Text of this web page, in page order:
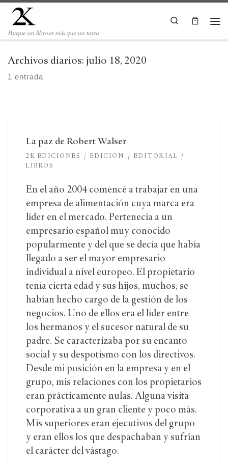
Saltar al contenido
Porque un libro es más que un texto
Search
Archivos diarios: julio 18, 2020
1 entrada
La paz de Robert Walser
2K EDICIONES EDICIÓN
EDITORIAL
LIBROS
En el año 2004 comencé a trabajar en una
empresa de alimentación cuya marca era
líder en el mercado. Pertenecía a un
empresario español muy conocido
popularmente y del que se decía que había
llegado a ser el mayor empresario
individual a nivel europeo. El propietario
tenía cierta edad y sus hijos, muchos, se
habían hecho cargo de la gestión de los
negocios. Uno de ellos era el líder entre
los hermanos y el sucesor natural de su
padre. Se caracterizaba por su encanto
social y su despotismo con los directivos.
Desde mi posición en la empresa y en el
grupo, mis relaciones con los propietarios
eran prácticamente nulas. Alguna visita
corporativa a un gran cliente y poco más.
Mis superiores eran ejecutivos del grupo
y eran ellos los que despachaban y sufrían
el carácter del vástago.